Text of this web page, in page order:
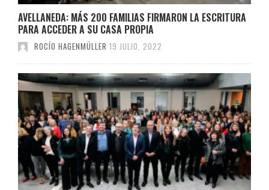
AVELLANEDA: MÁS 200 FAMILIAS FIRMARON LA ESCRITURA
PARA ACCEDER A SU CASA PROPIA
ROCÍO HAGENMÜLLER 19 JULIO, 2022